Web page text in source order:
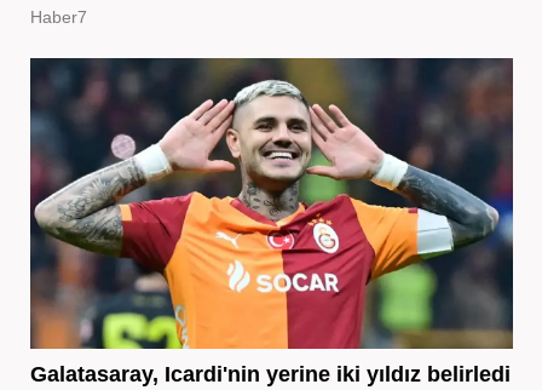
Haber7
Galatasaray, Icardi'nin yerine iki yıldız belirledi